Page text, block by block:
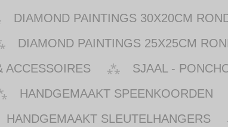
DIAMOND PAINTINGS 30X20CM
DIAMOND PAINTINGS 25X25CM
ACCESSOIRES
SJAAL -
HANDGEMAAKT SPEENKOORDEN
HANDGEMAAKT SLEUTELHANGERS